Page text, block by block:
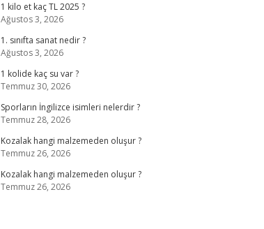
1 kilo et kaç TL 2025 ?
Ağustos 3, 2026
1. sınıfta sanat nedir ?
Ağustos 3, 2026
1 kolide kaç su var ?
Temmuz 30, 2026
Sporların İngilizce isimleri nelerdir ?
Temmuz 28, 2026
Kozalak hangi malzemeden oluşur ?
Temmuz 26, 2026
Kozalak hangi malzemeden oluşur ?
Temmuz 26, 2026